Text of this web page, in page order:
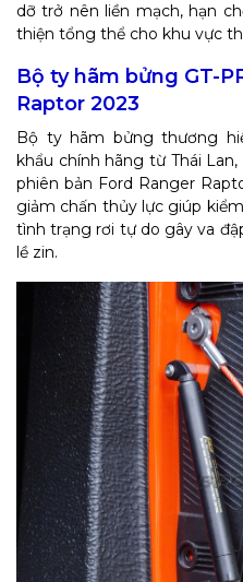
dỡ trở nên liền mạch, hạn
thiện tổng thể cho khu vực
Bộ ty hãm bửng GT-
Raptor 2023
Bộ ty hãm bửng thương
khẩu chính hãng từ Thái
phiên bản Ford Ranger
giảm chấn thủy lực giúp
tình trạng rơi tự do gây va
lề zin.